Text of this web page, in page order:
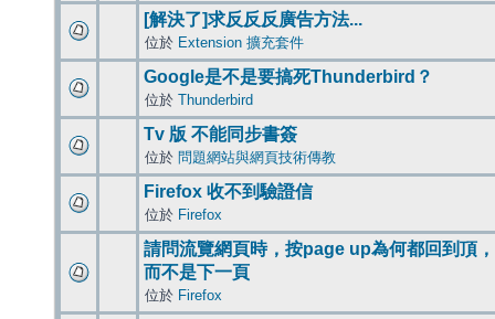
[解決了]求反反反廣告方法...
位於 Extension 擴充套件
Google是不是要搞死Thunderbird？
位於 Thunderbird
Tv 版 不能同步書簽
位於 問題網站與網頁技術傳教
Firefox 收不到驗證信
位於 Firefox
請問流覽網頁時，按page up為何都回到頂，
而不是下一頁
位於 Firefox